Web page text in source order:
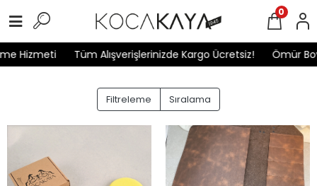
Hizmeti Tüm Alışverişlerinizde Kargo Ücretsiz! Ömür
0
Filtreleme Sıralama